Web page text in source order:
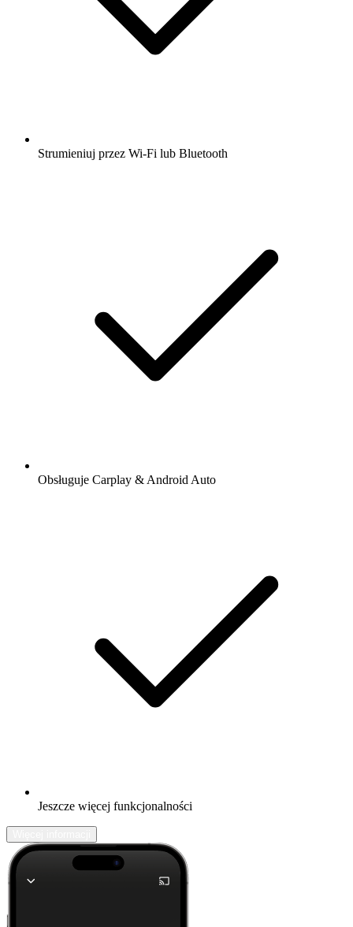
Strumieniuj przez Wi-Fi lub Bluetooth
Obsługuje Carplay & Android Auto
Jeszcze więcej funkcjonalności